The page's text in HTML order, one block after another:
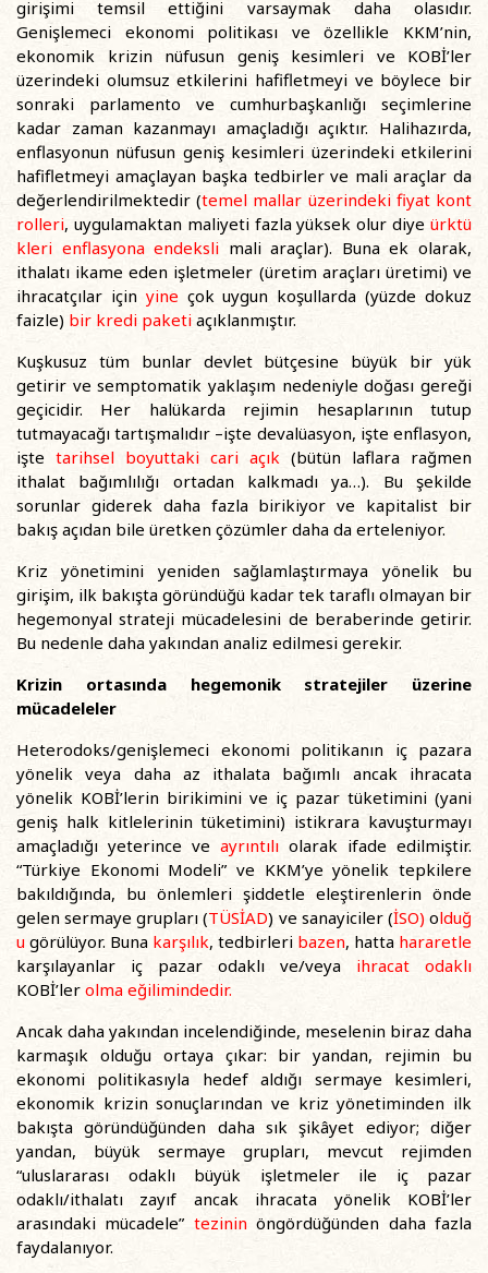
girişimi temsil ettiğini varsaymak daha olasıdır.
Genişlemeci ekonomi politikası ve özellikle KKM’nin,
ekonomik krizin nüfusun geniş kesimleri ve KOBİ’ler
üzerindeki olumsuz etkilerini hafifletmeyi ve böylece bir
sonraki parlamento ve cumhurbaşkanlığı seçimlerine
kadar zaman kazanmayı amaçladığı açıktır. Halihazırda,
enflasyonun nüfusun geniş kesimleri üzerindeki etkilerini
hafifletmeyi amaçlayan başka tedbirler ve mali araçlar da
değerlendirilmektedir (temel mallar üzerindeki fiyat kont
rolleri, uygulamaktan maliyeti fazla yüksek olur diye ürktü
kleri enflasyona endeksli mali araçlar). Buna ek olarak,
ithalatı ikame eden işletmeler (üretim araçları üretimi) ve
ihracatçılar için yine çok uygun koşullarda (yüzde dokuz
faizle) bir kredi paketi açıklanmıştır.
Kuşkusuz tüm bunlar devlet bütçesine büyük bir yük
getirir ve semptomatik yaklaşım nedeniyle doğası gereği
geçicidir. Her halükarda rejimin hesaplarının tutup
tutmayacağı tartışmalıdır –işte devalüasyon, işte enflasyon,
işte tarihsel boyuttaki cari açık (bütün laflara rağmen
ithalat bağımlılığı ortadan kalkmadı ya…). Bu şekilde
sorunlar giderek daha fazla birikiyor ve kapitalist bir
bakış açıdan bile üretken çözümler daha da erteleniyor.
Kriz yönetimini yeniden sağlamlaştırmaya yönelik bu
girişim, ilk bakışta göründüğü kadar tek taraflı olmayan bir
hegemonyal strateji mücadelesini de beraberinde getirir.
Bu nedenle daha yakından analiz edilmesi gerekir.
Krizin ortasında hegemonik stratejiler üzerine
mücadeleler
Heterodoks/genişlemeci ekonomi politikanın iç pazara
yönelik veya daha az ithalata bağımlı ancak ihracata
yönelik KOBİ’lerin birikimini ve iç pazar tüketimini (yani
geniş halk kitlelerinin tüketimini) istikrara kavuşturmayı
amaçladığı yeterince ve ayrıntılı olarak ifade edilmiştir.
“Türkiye Ekonomi Modeli” ve KKM’ye yönelik tepkilere
bakıldığında, bu önlemleri şiddetle eleştirenlerin önde
gelen sermaye grupları (TÜSİAD) ve sanayiciler (İSO)olduğ
u görülüyor. Buna karşılık, tedbirleri bazen, hatta hararetle
karşılayanlar iç pazar odaklı ve/veya ihracat odaklı
KOBİ’ler olma eğilimindedir.
Ancak daha yakından incelendiğinde, meselenin biraz daha
karmaşık olduğu ortaya çıkar: bir yandan, rejimin bu
ekonomi politikasıyla hedef aldığı sermaye kesimleri,
ekonomik krizin sonuçlarından ve kriz yönetiminden ilk
bakışta göründüğünden daha sık şikâyet ediyor; diğer
yandan, büyük sermaye grupları, mevcut rejimden
“uluslararası odaklı büyük işletmeler ile iç pazar
odaklı/ithalatı zayıf ancak ihracata yönelik KOBİ’ler
arasındaki mücadele” tezininöngördüğünden daha fazla
faydalanıyor.